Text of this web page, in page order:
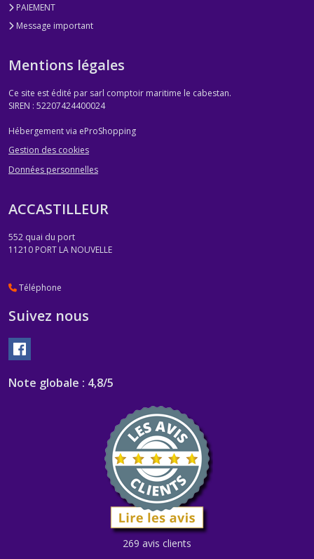
PAIEMENT
Message important
Mentions légales
Ce site est édité par sarl comptoir maritime le cabestan.
SIREN : 52207424400024
Hébergement via eProShopping
Gestion des cookies
Données personnelles
ACCASTILLEUR
552 quai du port
11210 PORT LA NOUVELLE
Téléphone
Suivez nous
Note globale : 4,8/5
269 avis clients